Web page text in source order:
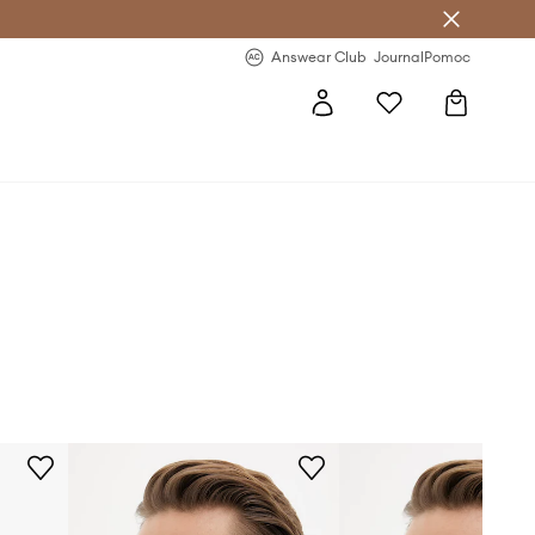
Answear Club JournalPomoc